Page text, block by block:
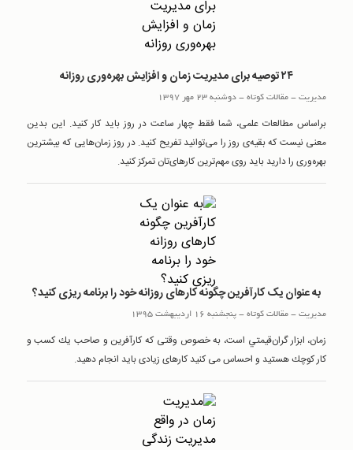
۲۴ توصیه برای مدیریت زمان و افزایش بهره‌وری روزانه
مدیریت-مقالات کوتاه-دوشنبه 23 مهر 1397
براساس مطالعات علمی، شما فقط چهار ساعت در روز باید کار کنید. این بدین
معنی نیست که بقیه‌ی روز را می‌توانید تفریح کنید. در روز زمان‌هایی که بیشترین
بهره‌وری را دارید باید روی مهم‌ترین کارهای‌تان تمرکز کنید.
به عنوان یک کارآفرین چگونه کارهای روزانه خود را برنامه ریزی کنید؟
مدیریت-مقالات کوتاه-پنجشنبه 16 اردیبهشت 1395
زمان، ابزار گران‌قيمتي است، به خصوص وقتی كه کارآفرین و صاحب يك كسب و
كار كوچك هستيد و احساس می كنيد كارهای زيادی بايد انجام دهيد.